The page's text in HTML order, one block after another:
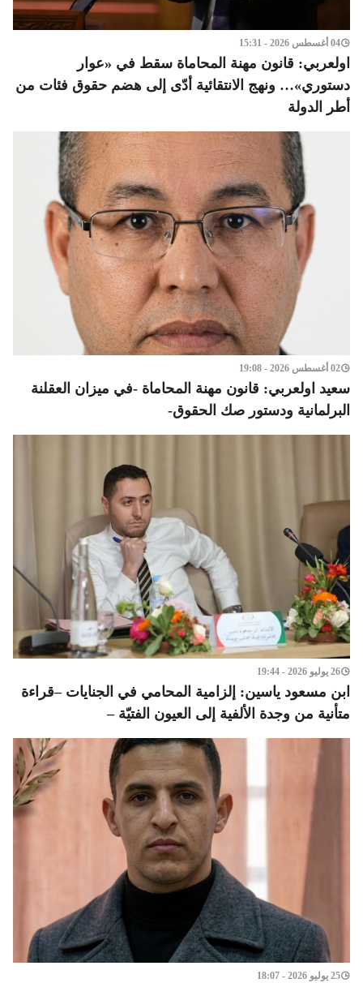
04 أغسطس 2026 - 15:31
اولعربي: قانون مهنة المحاماة سقط في «عوار
دستوري»… ونهج الانتقائية أدّى إلى هضم حقوق فئات من
أطر الدولة
02 أغسطس 2026 - 19:08
سعيد اولعربي: قانون مهنة المحاماة -في ميزان العقلنة
البرلمانية ودستور صك الحقوق-
26 يوليو 2026 - 19:44
ابن مسعود ياسين: إلزامية المحامي في الجنايات –قراءة
متأنية من وجدة الألفية إلى العيون الفتيّة –
25 يوليو 2026 - 18:07